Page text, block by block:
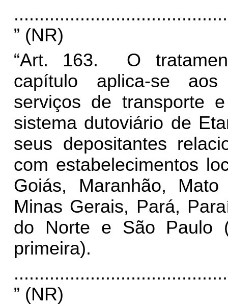
” (NR)
“Art. 163. O
capítulo aplica-se
serviços de transporte
sistema dutoviário de
seus depositantes
com estabelecimentos
Goiás, Maranhão,
Minas Gerais, Pará,
do Norte e São Paulo
primeira).
” (NR)